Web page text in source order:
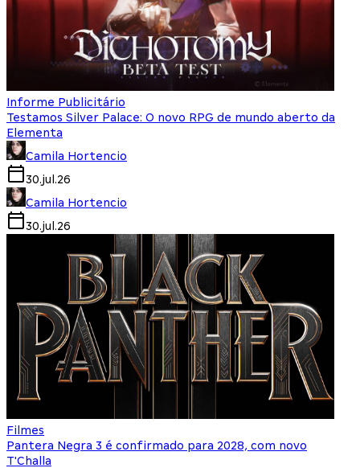
Informe Publicitário
Testamos Silver Palace: O novo RPG de mundo aberto da
Elementa
Camila Hortencio
30.jul.26
Camila Hortencio
30.jul.26
Filmes
Pantera Negra 3 é confirmado para 2028, com novo
T'Challa